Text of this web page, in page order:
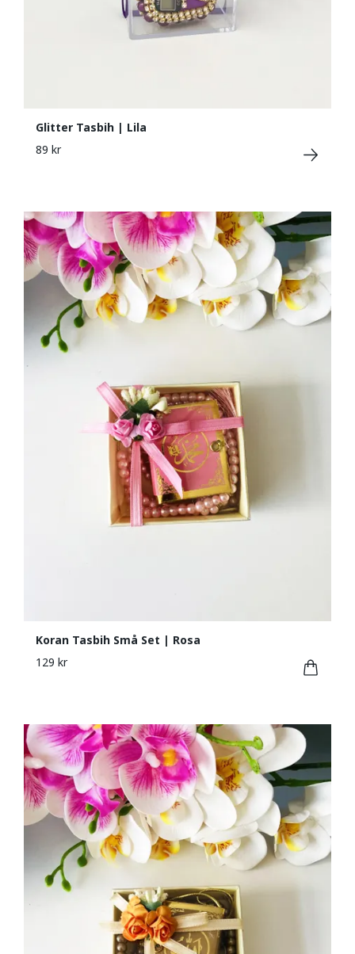
Glitter Tasbih | Lila
89 kr
Koran Tasbih Små Set | Rosa
129 kr